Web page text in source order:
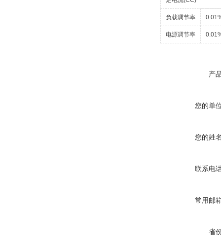
负载调节率
电源调节率
产
您的单
您的姓
联系电
常用邮
省